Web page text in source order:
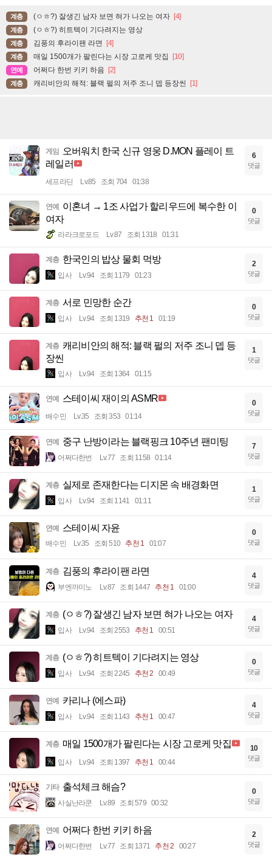
계층 (ㅇㅎ?) 잘생긴 남자 보면 혀가 나오는 여자 [4]
계층 (ㅇㅎ?) 히트텍이 기다려지는 영상
계층 김풍의 후라이팬 라면 [4]
계층 매일 1500개가 팔린다는 시장 고로케 맛집 [10]
연예 어쩌다 한번 키키 하음 [2]
계층 캐리비안의 해적: 블랙 펄의 저주 조니 뎁 등장씬 [1]
게임 오버워치 한국 신규 영웅 D.MON 플레이 트
레일러
세프라딘 Lv.85 조회 704 01:38
6
댓글
연예 이혼녀 → 1조 사업가 할리우드에 복수한 이
여자
라라크로포드 Lv.87 조회 1318 01:31
0
댓글
계층 한국인의 밥상 물회 먹방
입사 Lv.94 조회 1179 01:23
2
댓글
계층 서로 민망한 순간
입사 Lv.94 조회 1319 추천 1 01:19
0
댓글
계층 캐리비안의 해적: 블랙 펄의 저주 조니 뎁 등
장씬
입사 Lv.94 조회 1364 01:15
1
댓글
연예 스테이씨 재이의 ASMR
배수민 Lv.35 조회 353 01:14
0
댓글
연예 중구 난방이라는 블랙핑크 10주년 팬미팅
어쩌다한번 Lv.77 조회 1158 01:14
7
댓글
계층 실제로 존재한다는 디지몬 속 배경화면
입사 Lv.94 조회 1141 01:11
1
댓글
연예 스테이씨 자윤
배수민 Lv.35 조회 510 추천 1 01:07
0
댓글
계층 김풍의 후라이팬 라면
부엔까미노 Lv.87 조회 1447 추천 1 01:00
4
댓글
계층 (ㅇㅎ?) 잘생긴 남자 보면 혀가 나오는 여자
입사 Lv.94 조회 2553 추천 1 00:51
4
댓글
계층 (ㅇㅎ?) 히트텍이 기다려지는 영상
입사 Lv.94 조회 2245 추천 2 00:49
0
댓글
연예 카리나 (에스파)
입사 Lv.94 조회 1143 추천 1 00:47
4
댓글
계층 매일 1500개가 팔린다는 시장 고로케 맛집
입사 Lv.94 조회 1397 추천 1 00:44
10
댓글
기타 출석체크 해슴?
사실난라쿤 Lv.89 조회 579 00:32
0
댓글
연예 어쩌다 한번 키키 하음
어쩌다한번 Lv.77 조회 1371 추천 2 00:27
2
댓글